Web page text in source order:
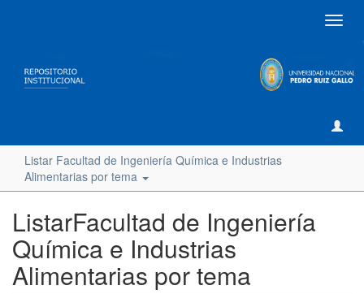
Listar Facultad de Ingeniería Química e Industrias
Alimentarias por tema
ListarFacultad de Ingeniería
Química e Industrias
Alimentarias por tema